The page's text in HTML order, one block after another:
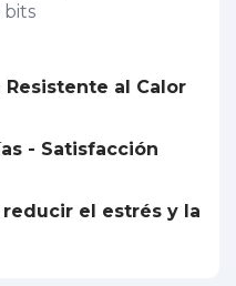
bits
Resistente al Calor
- Satisfacción
el estrés y la